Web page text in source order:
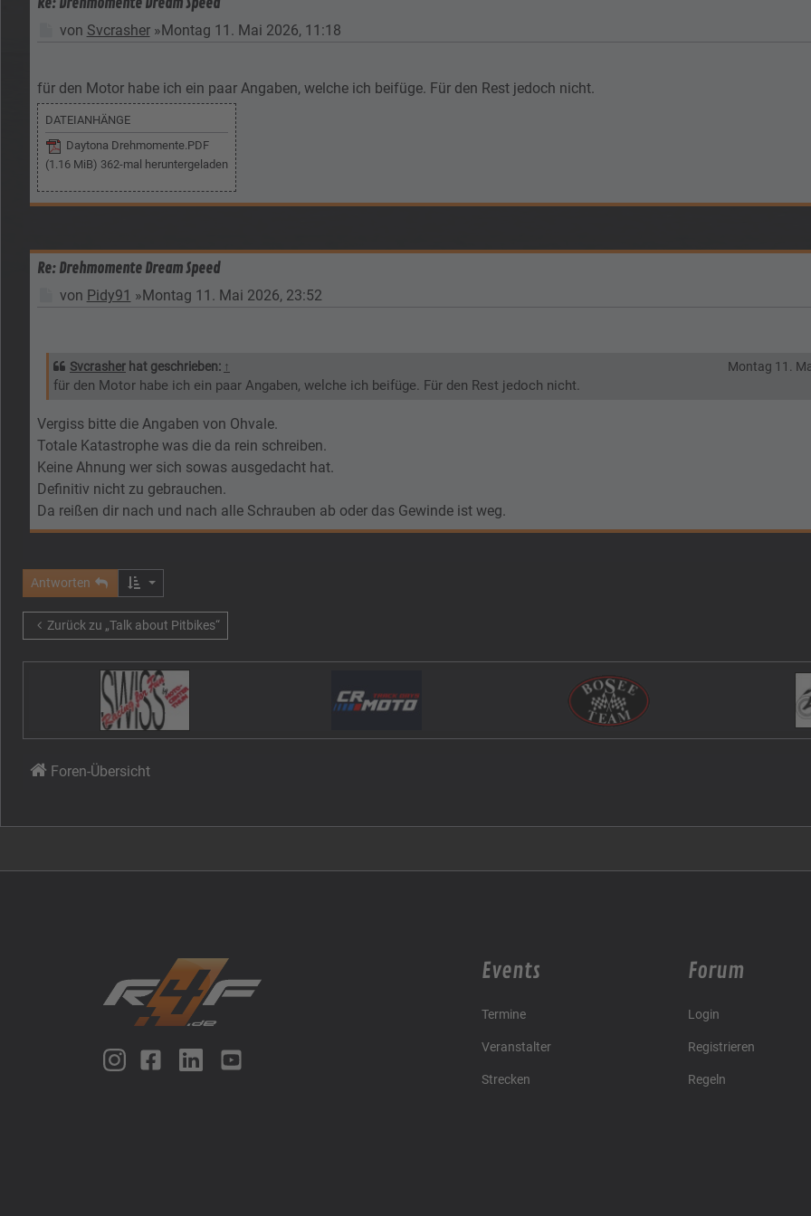
Re: Drehmomente Dream Speed
Beitrag
von Svcrasher» Montag 11. Mai 2026, 11:18
für den Motor habe ich ein paar Angaben, welche ich beifüge. Für den Rest jedoch nicht.
DATEIANHÄNGE
Daytona Drehmomente.PDF
(1.16 MiB) 362-mal heruntergeladen
Re: Drehmomente Dream Speed
Beitrag
von Pidy91 »Montag 11. Mai 2026, 23:52
Svcrasher hat geschrieben: ↑ Montag 11.
für den Motor habe ich ein paar Angaben, welche ich beifüge. Für den Rest jedoch nicht.
Vergiss bitte die Angaben von Ohvale.
Totale Katastrophe was die da rein schreiben.
Keine Ahnung wer sich sowas ausgedacht hat.
Definitiv nicht zu gebrauchen.
Da reißen dir nach und nach alle Schrauben ab oder das Gewinde ist weg.
Antworten
Zurück zu „Talk about Pitbikes“
Foren-Übersicht
Events
Termine
Veranstalter
Strecken
Forum
Login
Registrieren
Regeln